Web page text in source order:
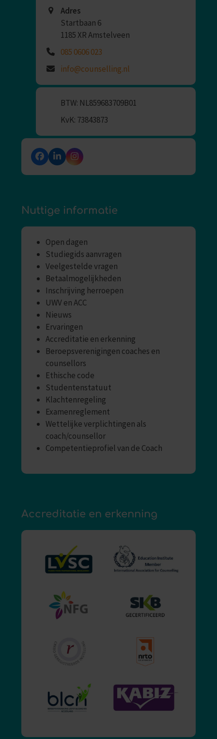
Adres
Startbaan 6
1185 XR Amstelveen
085 0606 023
info@counselling.nl
BTW: NL859683709B01
KvK: 73843873
Facebook
LinkedInInstagram
Nuttige informatie
Open dagen
Studiegids aanvragen
Veelgestelde vragen
Betaalmogelijkheden
Inschrijving herroepen
UWV en ACC
Nieuws
Ervaringen
Accreditatie en erkenning
Beroepsverenigingen coaches en
counsellors
Ethische code
Studentenstatuut
Klachtenregeling
Examenreglement
Wettelijke verplichtingen als
coach/counsellor
Competentieprofiel van de Coach
Accreditatie en erkenning